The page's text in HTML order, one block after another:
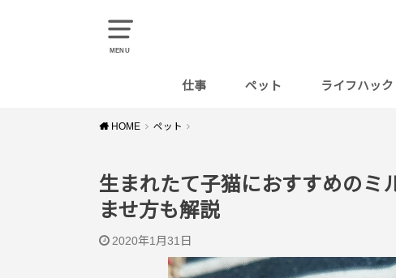
MENU
仕事 ペット ライフハック
HOME ペット
生まれたて子猫におすすめのミ
ませ方も解説
2020年1月31日